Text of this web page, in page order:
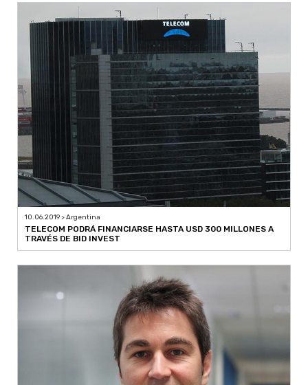
10.06.2019 > Argentina
TELECOM PODRÁ FINANCIARSE HASTA USD 300 MILLONES A
TRAVÉS DE BID INVEST